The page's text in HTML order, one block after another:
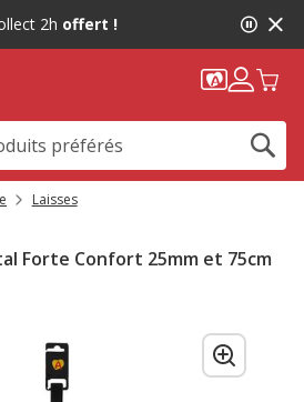
2h offert !
Laisses
Forte Confort 25mm et 75cm